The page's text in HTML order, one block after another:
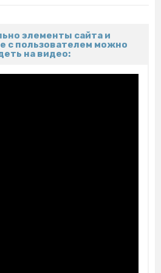
элементы сайта и
с пользователем можно
на видео: